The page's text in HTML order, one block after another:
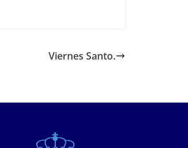
Viernes Santo.